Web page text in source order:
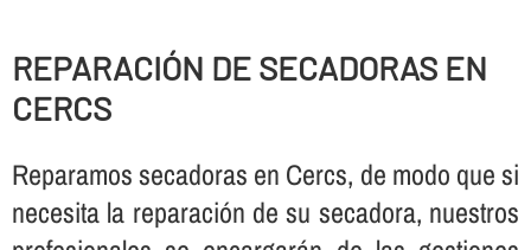
REPARACIÓN DE SECADORAS EN
CERCS
Reparamos secadoras en Cercs, de modo que si
necesita la reparación de su secadora, nuestros